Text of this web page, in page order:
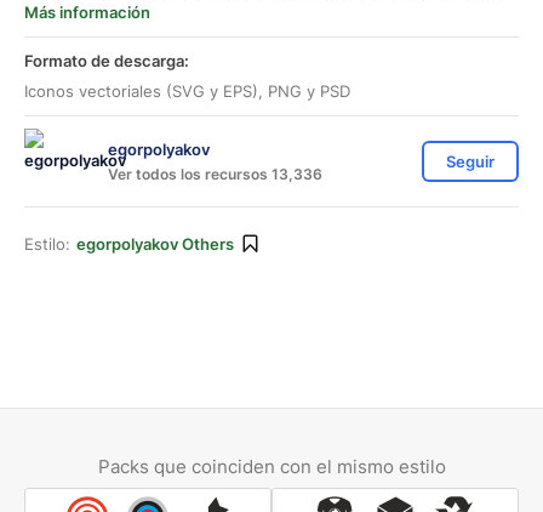
Más información
Formato de descarga:
Iconos vectoriales (SVG y EPS), PNG y PSD
egorpolyakov
Ver todos los recursos 13,336
Seguir
Estilo: egorpolyakov Others
Packs que coinciden con el mismo estilo